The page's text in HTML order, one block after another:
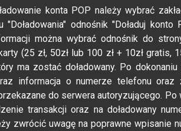
konta POP należy wybrać
odnośnik "Doładuj konto
można wybrać odnośnik do
(25 zł, 50zł lub 100 zł + 10zł gratis,
ma zostać doładowany. Po
informacja o numerze telefonu oraz
do serwera autoryzującego. Po
transakcji oraz na doładowany
zwrócić uwagę na poprawne wpisanie